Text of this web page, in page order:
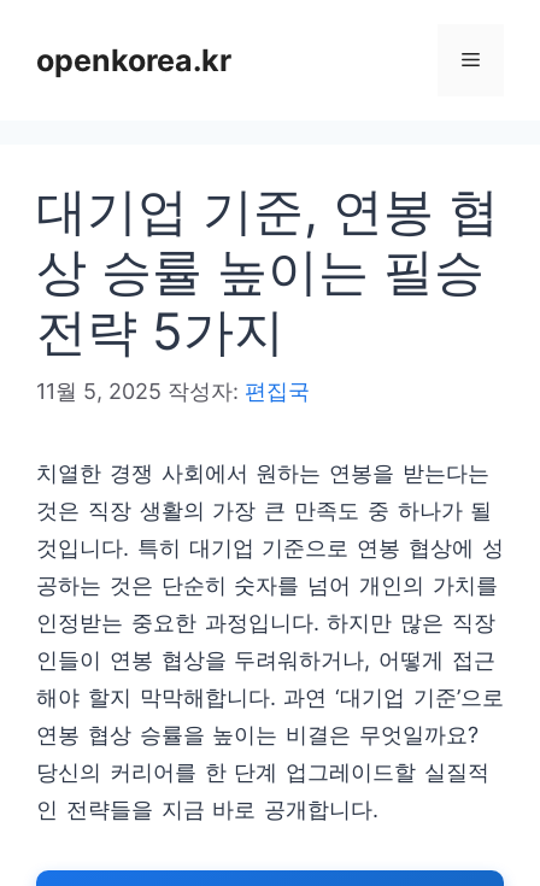
openkorea.kr 메
대기업 기준, 연봉 협
상 승률 높이는 필승
전략 5가지
11월 5, 2025 작성자: 편집국
치열한 경쟁 사회에서 원하는 연봉을 받는다는
것은 직장 생활의 가장 큰 만족도 중 하나가 될
것입니다. 특히 대기업 기준으로 연봉 협상에 성
공하는 것은 단순히 숫자를 넘어 개인의 가치를
인정받는 중요한 과정입니다. 하지만 많은 직장
인들이 연봉 협상을 두려워하거나, 어떻게 접근
해야 할지 막막해합니다. 과연 ‘대기업 기준’으로
연봉 협상 승률을 높이는 비결은 무엇일까요?
당신의 커리어를 한 단계 업그레이드할 실질적
인 전략들을 지금 바로 공개합니다.